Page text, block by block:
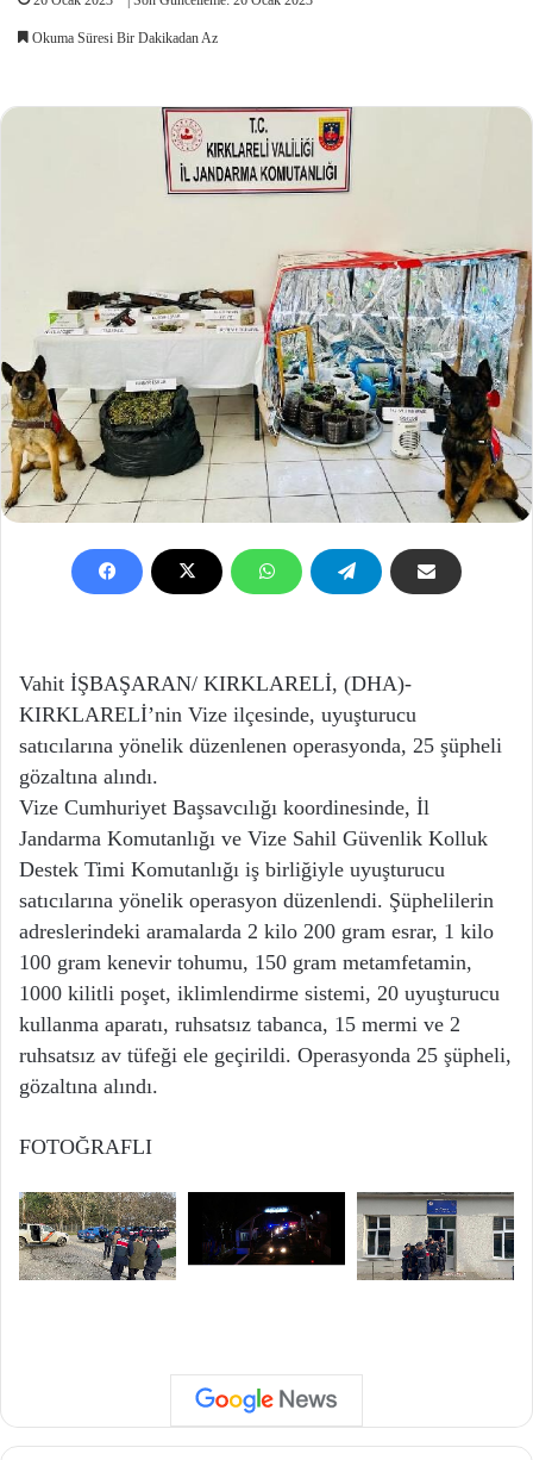
Okuma Süresi Bir Dakikadan Az
Vahit İŞBAŞARAN/ KIRKLARELİ, (DHA)-
KIRKLARELİ’nin Vize ilçesinde, uyuşturucu
satıcılarına yönelik düzenlenen operasyonda, 25 şüpheli
gözaltına alındı.
Vize Cumhuriyet Başsavcılığı koordinesinde, İl
Jandarma Komutanlığı ve Vize Sahil Güvenlik Kolluk
Destek Timi Komutanlığı iş birliğiyle uyuşturucu
satıcılarına yönelik operasyon düzenlendi. Şüphelilerin
adreslerindeki aramalarda 2 kilo 200 gram esrar, 1 kilo
100 gram kenevir tohumu, 150 gram metamfetamin,
1000 kilitli poşet, iklimlendirme sistemi, 20 uyuşturucu
kullanma aparatı, ruhsatsız tabanca, 15 mermi ve 2
ruhsatsız av tüfeği ele geçirildi. Operasyonda 25 şüpheli,
gözaltına alındı.
FOTOĞRAFLI